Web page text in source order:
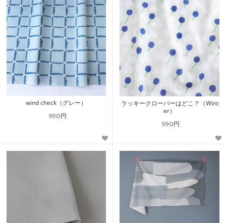
wind check（グレー）
990円
ラッキークローバーはどこ？（Wint
er）
990円